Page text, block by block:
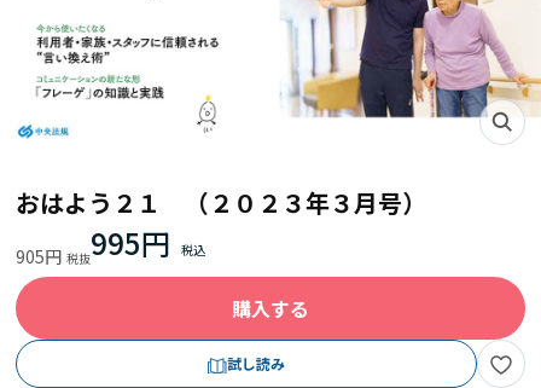
おはよう２１ （２０２３年３月号）
905円 995円
購入する
試し読み